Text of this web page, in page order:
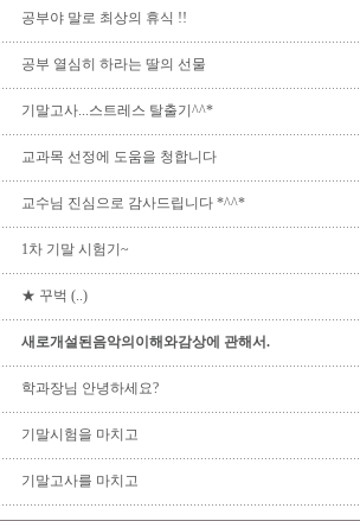
공부야 말로 최상의 휴식 !!
공부 열심히 하라는 딸의 선물
기말고사...스트레스 탈출기^^*
교과목 선정에 도움을 청합니다
교수님 진심으로 감사드립니다 *^^*
1차 기말 시험기~
★ 꾸벅 (..)
새로개설된음악의이해와감상에 관해서.
학과장님 안녕하세요?
기말시험을 마치고
기말고사를 마치고